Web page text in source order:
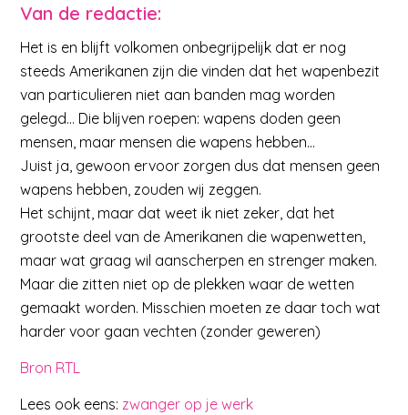
Van de redactie:
Het is en blijft volkomen onbegrijpelijk dat er nog
steeds Amerikanen zijn die vinden dat het wapenbezit
van particulieren niet aan banden mag worden
gelegd… Die blijven roepen: wapens doden geen
mensen, maar mensen die wapens hebben…
Juist ja, gewoon ervoor zorgen dus dat mensen geen
wapens hebben, zouden wij zeggen.
Het schijnt, maar dat weet ik niet zeker, dat het
grootste deel van de Amerikanen die wapenwetten,
maar wat graag wil aanscherpen en strenger maken.
Maar die zitten niet op de plekken waar de wetten
gemaakt worden. Misschien moeten ze daar toch wat
harder voor gaan vechten (zonder geweren)
Bron RTL
Lees ook eens: zwanger op je werk